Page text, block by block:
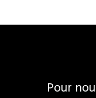
Pour